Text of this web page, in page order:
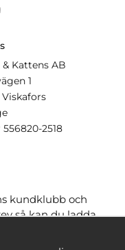
& Kattens AB
1
Viskafors
556820-2518
kundklubb och
så kan du ladda
många
Du ser vilka som